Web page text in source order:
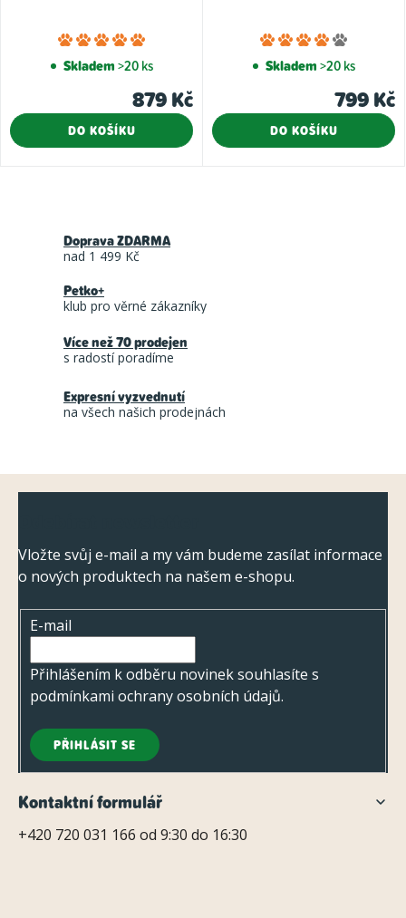
Průměrné
hodnocení
je
z
Skladem>20 ks
879 Kč
DO KOŠÍKU
je
z
Skladem>20 ks
799 Kč
DO KOŠÍKU
d
p
r
k
ý
p
i
Doprava ZDARMA
nad 1 499 Kč
Petko+
klub pro věrné zákazníky
Více než 70 prodejen
s radostí poradíme
Expresní vyzvednutí
na všech našich prodejnách
Vložte svůj e-mail a my vám budeme zasílat informace
o nových produktech na našem e-shopu.
E-mail
Přihlášením k odběru novinek souhlasíte s
podmínkami ochrany osobních údajů.
PŘIHLÁSIT SE
Kontaktní formulář
+420 720 031 166 od 9:30 do 16:30